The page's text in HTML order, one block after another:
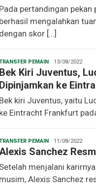
Pada pertandingan pekan
berhasil mengalahkan
dengan skor […]
PEMAINChristopher
13/08/2022
Bek Kiri Juventus,
Dipinjamkan ke
Bek kiri Juventus, yaitu
ke Eintracht Frankfurt
PEMAINChristopher
11/08/2022
Sanchez
Setelah menjalani
musim, Alexis Sanchez